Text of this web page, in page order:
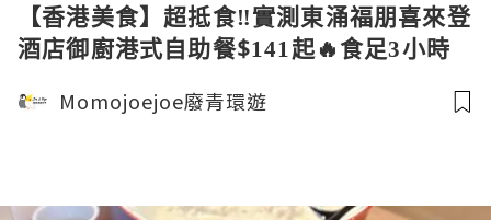
【香港美食】超抵食‼️實測東涌福朋喜來登
酒店御廚港式自助餐$141起🔥食足3小時
仔餅｜中式甜品超驚喜‼️ Hong Kong
Momojoejoe廢青環遊